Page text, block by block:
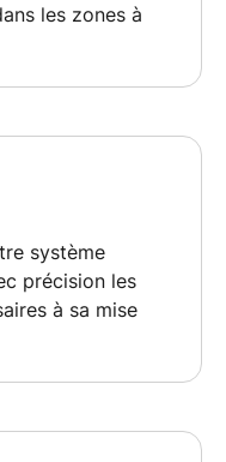
les zones à
système
précision les
à sa mise